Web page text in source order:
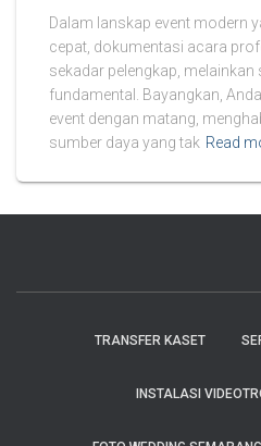
Dalam lanskap event modern
cepat, dokumentasi acara
sekadar pelengkap, melainkan
fundamental. Bayangkan,
event dengan matang,
sumber daya yang tak Read
TRANSFER KASET
INSTALASI